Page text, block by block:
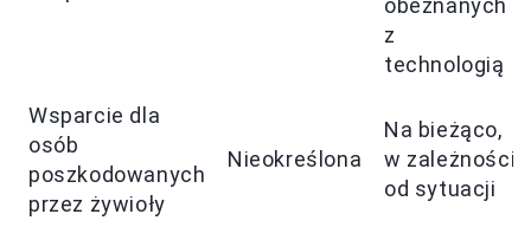
obeznanych
z
technologią
Wsparcie dla
osób
poszkodowanych
przez żywioły
Nieokreślona
Na bieżąco,
w zależności
od sytuacji